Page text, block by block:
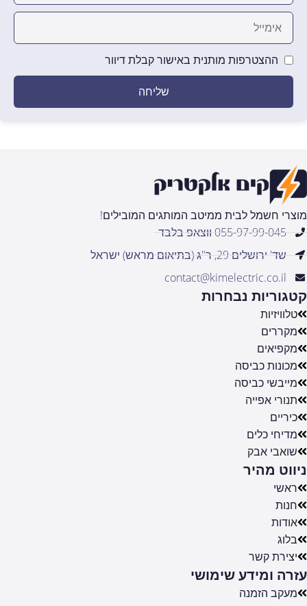
ההצטרפות מותנית באישור קבלת דיוור
שליחה
מוצרי חשמל לבית ממיטב המותגים המובילים!
055-97-99-045 ווצאפ בלבד
שד' ירושלים 29, ר"ג (בתיאום מראש) ישראל
contact@kimelectric.co.il
קטגוריות נבחרות
טלוויזיות
מקררים
מקפיאים
מכונות כביסה
מייבשי כביסה
תנורי אפייה
כיריים
מדיחי כלים
שואבי אבק
ניווט מהיר
ראשי
חנות
אודות
בלוג
יצירת קשר
עזרה ומידע שימושי
מעקב הזמנה